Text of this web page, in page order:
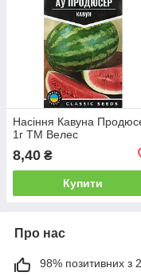
Насіння Кавуна
1г ТМ Велес
8,40 ₴
Купити
Про нас
98% позитивних з